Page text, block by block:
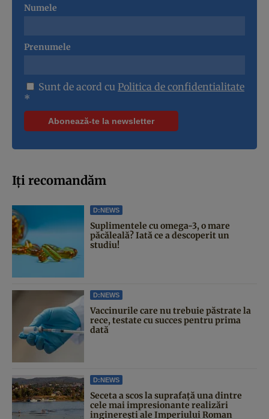
Numele
Prenumele
Sunt de acord cu Politica de confidentialitate
*
Iți recomandăm
D:NEWS
Suplimentele cu omega-3, o mare
păcăleală? Iată ce a descoperit un
studiu!
D:NEWS
Vaccinurile care nu trebuie păstrate la
rece, testate cu succes pentru prima
dată
D:NEWS
Seceta a scos la suprafață una dintre
cele mai impresionante realizări
inginerești ale Imperiului Roman